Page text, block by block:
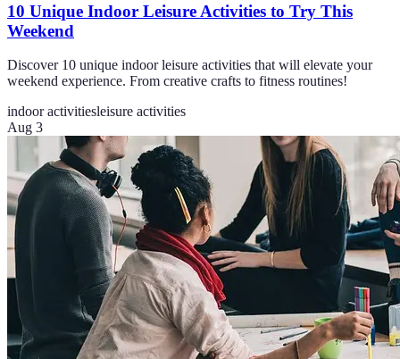
10 Unique Indoor Leisure Activities to Try This
Weekend
Discover 10 unique indoor leisure activities that will elevate your
weekend experience. From creative crafts to fitness routines!
indoor activitiesleisure activities
Aug 3